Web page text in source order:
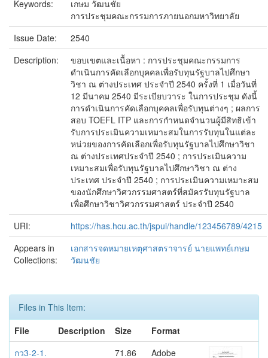
Keywords:
เกษม วัฒนชัย
การประชุมคณะกรรมการภายนอกมหาวิทยาลัย
Issue Date:
2540
Description:
ขอบเขตและเนื้อหา : การประชุมคณะกรรมการ
ดำเนินการคัดเลือกบุคคลเพื่อรับทุนรัฐบาลไปศึกษา
วิชา ณ ต่างประเทศ ประจำปี 2540 ครั้งที่ 1 เมื่อวันที่
12 มีนาคม 2540 มีระเบียบวาระ ในการประชุม ดังนี้
การดำเนินการคัดเลือกบุคคลเพื่อรับทุนต่างๆ ; ผลการ
สอบ TOEFL ITP และการกำหนดจำนวนผู้มีสิทธิเข้า
รับการประเมินความเหมาะสมในการรับทุนในแต่ละ
หน่วยของการคัดเลือกเพื่อรับทุนรัฐบาลไปศึกษาวิชา
ณ ต่างประเทศประจำปี 2540 ; การประเมินความ
เหมาะสมเพื่อรับทุนรัฐบาลไปศึกษาวิชา ณ ต่าง
ประเทศ ประจำปี 2540 ; การประเมินความเหมาะสม
ของนักศึกษาวิศวกรรมศาสตร์ที่สมัครรับทุนรัฐบาล
เพื่อศึกษาวิชาวิศวกรรมศาสตร์ ประจำปี 2540
URI:
https://has.hcu.ac.th/jspui/handle/123456789/4215
Appears in
Collections:
เอกสารจดหมายเหตุศาสตราจารย์ นายแพทย์เกษม
วัฒนชัย
Files in This Item:
File
Description Size
Format
กว3-2-1.
71.86
Adobe